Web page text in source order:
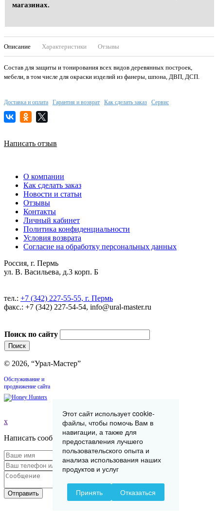
магазинах.
Описание Характеристики Отзывы
Состав для защиты и тонирования всех видов деревянных построек,
мебели, в том числе для окраски изделий из фанеры, шпона, ДВП, ДСП.
Доставка и оплата Гарантия и возврат Как сделать заказ Сервис
Написать отзыв
О компании
Как сделать заказ
Новости и статьи
Отзывы
Контакты
Личный кабинет
Политика конфиденциальности
Условия возврата
Согласие на обработку персональных данных
Россия, г. Пермь
ул. В. Васильева, д.3 корп. Б
тел.: +7 (342) 227-55-55, г. Пермь
факс.: +7 (342) 227-54-54, info@ural-master.ru
Поиск по сайту
© 2026, “Урал-Мастер”
Обслуживание и
продвижение сайта
x
Написать сообщение
Отправить
Этот сайт использует cookie-
файлы, чтобы помочь Вам в
навигации, а также для
предоставления лучшего
пользовательского опыта и
анализа использования наших
продуктов и услуг
Принять Отказаться